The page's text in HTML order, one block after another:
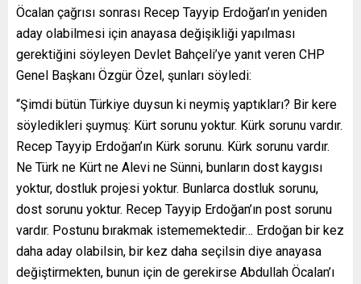
Öcalan çağrısı sonrası Recep Tayyip Erdoğan’ın yeniden
aday olabilmesi için anayasa değişikliği yapılması
gerektiğini söyleyen Devlet Bahçeli’ye yanıt veren CHP
Genel Başkanı Özgür Özel, şunları söyledi:
“Şimdi bütün Türkiye duysun ki neymiş yaptıkları? Bir kere
söyledikleri şuymuş: Kürt sorunu yoktur. Kürk sorunu vardır.
Recep Tayyip Erdoğan’ın Kürk sorunu. Kürk sorunu vardır.
Ne Türk ne Kürt ne Alevi ne Sünni, bunların dost kaygısı
yoktur, dostluk projesi yoktur. Bunlarca dostluk sorunu,
dost sorunu yoktur. Recep Tayyip Erdoğan’ın post sorunu
vardır. Postunu bırakmak istememektedir… Erdoğan bir kez
daha aday olabilsin, bir kez daha seçilsin diye anayasa
değiştirmekten, bunun için de gerekirse Abdullah Öcalan’ı